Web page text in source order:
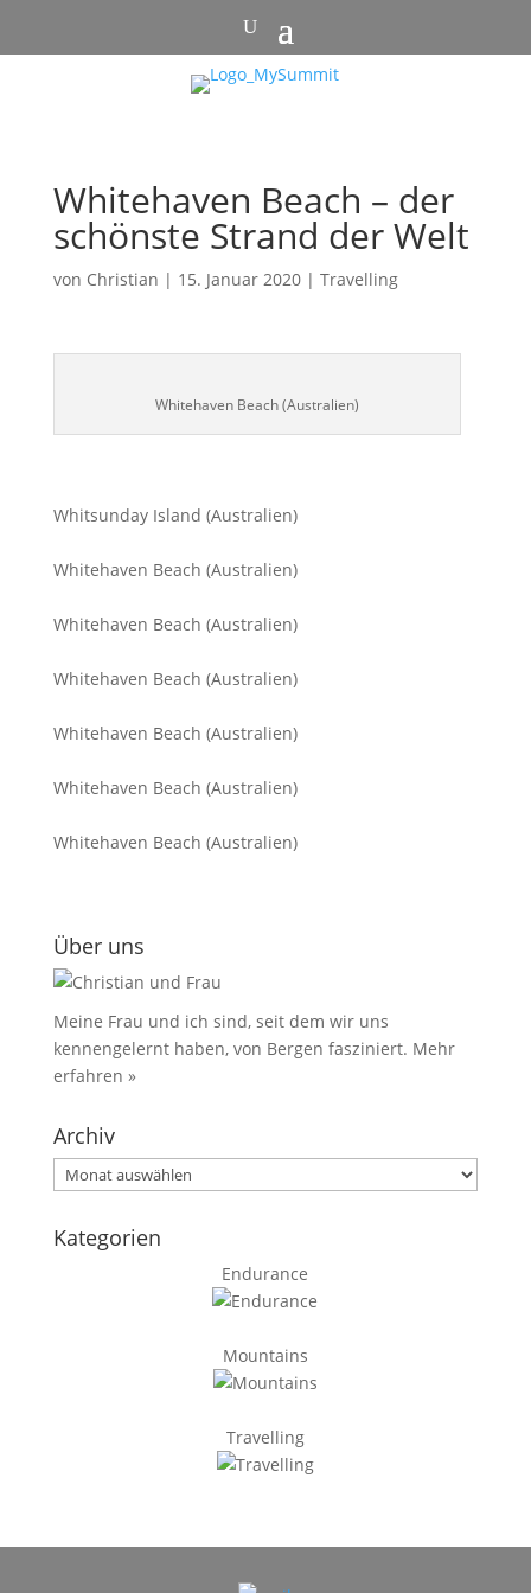
Whitehaven Beach – der
schönste Strand der Welt
von Christian | 15. Januar 2020| Travelling
Whitehaven Beach (Australien)
Whitsunday Island (Australien)
Whitehaven Beach (Australien)
Whitehaven Beach (Australien)
Whitehaven Beach (Australien)
Whitehaven Beach (Australien)
Whitehaven Beach (Australien)
Whitehaven Beach (Australien)
Über uns
Meine Frau und ich sind, seit dem wir uns
kennengelernt haben, von Bergen fasziniert. Mehr
erfahren »
Archiv
Archiv
Kategorien
Endurance
Mountains
Travelling